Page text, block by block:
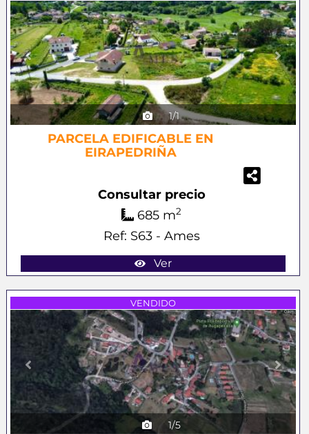
1/1
PARCELA EDIFICABLE EN
EIRAPEDRIÑA
Consultar precio
685 m2
Ref: S63 - Ames
Ver
VENDIDO
1/5